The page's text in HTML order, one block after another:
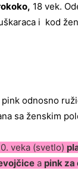
18 vek.
i kod
odnosno
sa ženskim
veka (svetlo)
a pink za